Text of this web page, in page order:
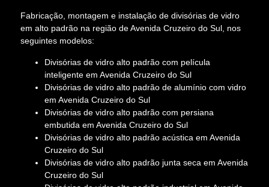
Fabricação, montagem e instalação de divisórias de vidro
em alto padrão na região de Avenida Cruzeiro do Sul, nos
seguintes modelos:
Divisórias de vidro alto padrão com película
inteligente em Avenida Cruzeiro do Sul
Divisórias de vidro alto padrão de alumínio com vidro
em Avenida Cruzeiro do Sul
Divisórias de vidro alto padrão com persiana
embutida em Avenida Cruzeiro do Sul
Divisórias de vidro alto padrão acústica em Avenida
Cruzeiro do Sul
Divisórias de vidro alto padrão junta seca em Avenida
Cruzeiro do Sul